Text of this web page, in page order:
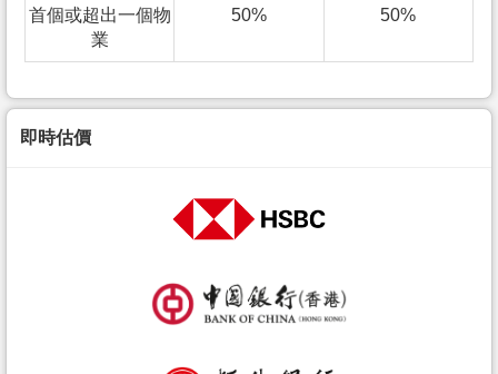
首個或超出一個物
業
50% 50%
即時估價